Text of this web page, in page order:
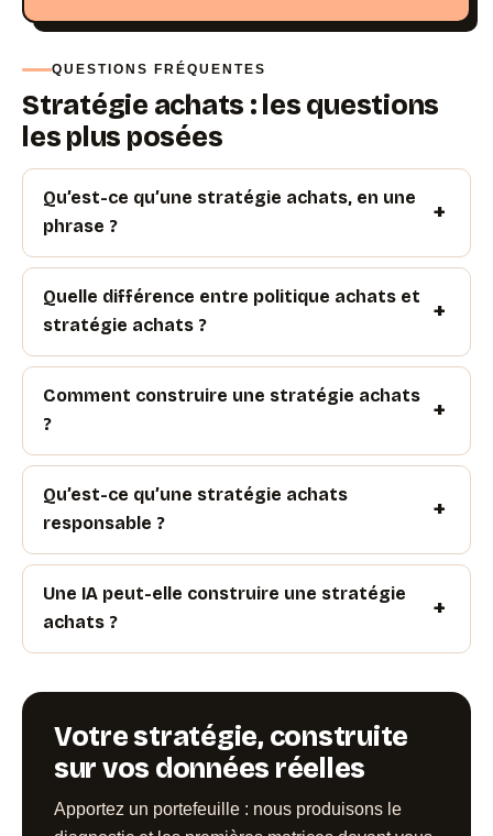
QUESTIONS FRÉQUENTES
Stratégie achats : les questions
les plus posées
Qu’est-ce qu’une stratégie achats, en une
phrase ?
Quelle différence entre politique achats et
stratégie achats ?
Comment construire une stratégie achats
?
Qu’est-ce qu’une stratégie achats
responsable ?
Une IA peut-elle construire une stratégie
achats ?
Votre stratégie, construite
sur vos données réelles
Apportez un portefeuille : nous produisons le